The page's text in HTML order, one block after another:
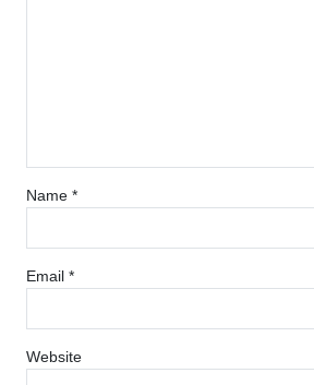
Name *
Email *
Website